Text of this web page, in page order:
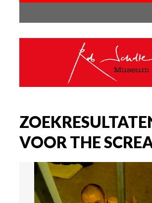
VOOR THE